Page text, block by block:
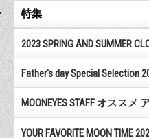
特集
2023 SPRING AND SUMMER
Father's day Special Selection
MOONEYES STAFF オススメ
YOUR FAVORITE MOON TIME